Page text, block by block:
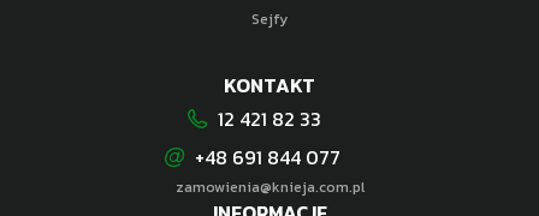
Sejfy
KONTAKT
12 421 82 33
+48 691 844 077
zamowienia@knieja.com.pl